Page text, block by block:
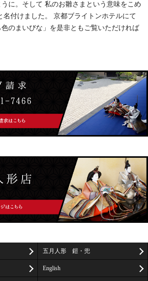
に。そして 私のお雛さまという意味をこめ
名付けました。 京都ブライトンホテルにて
のまいびな」を是非ともご覧いただければ
五月人形 鎧・兜
English